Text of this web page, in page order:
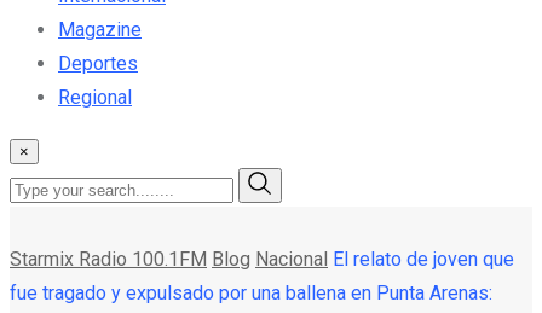
Magazine
Deportes
Regional
×
Starmix Radio 100.1FM Blog Nacional El relato de joven que
fue tragado y expulsado por una ballena en Punta Arenas: